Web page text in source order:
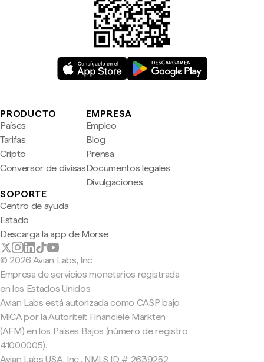
PRODUCTO
Países
Tarifas
Cripto
Conversor de divisas
EMPRESA
Empleo
Blog
Prensa
Documentos legales
Divulgaciones
SOPORTE
Centro de ayuda
Estado
Descarga la app de Morse
© 2026 Avian Labs, Inc
Empresa de servicios monetarios registrada
en los Estados Unidos
Avian Labs está autorizada como CASP bajo
MiCA por la Autoriteit Financiële Markten
(AFM) en los Países Bajos (número de registro
41000005).
Avian Labs USA, Inc., NMLS ID # 2639252